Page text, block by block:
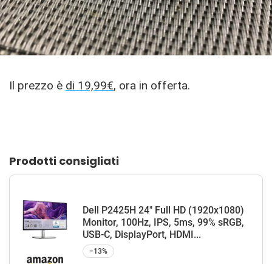
Il prezzo è di 19,99€, ora in offerta.
Prodotti consigliati
Dell P2425H 24" Full HD (1920x1080)
Monitor, 100Hz, IPS, 5ms, 99% sRGB,
USB-C, DisplayPort, HDMI...
−13%